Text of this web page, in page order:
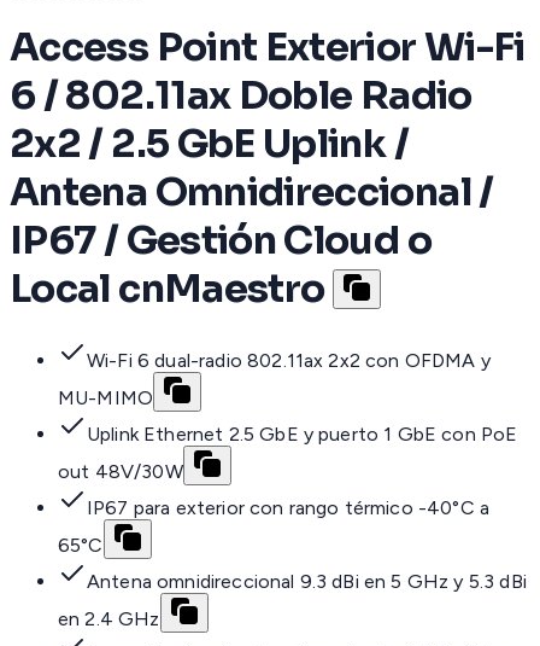
Access Point Exterior Wi-Fi
6 / 802.11ax Doble Radio
2x2 / 2.5 GbE Uplink /
Antena Omnidireccional /
IP67 / Gestión Cloud o
Local cnMaestro
Wi-Fi 6 dual-radio 802.11ax 2x2 con OFDMA y
MU-MIMO
Uplink Ethernet 2.5 GbE y puerto 1 GbE con PoE
out 48V/30W
IP67 para exterior con rango térmico -40°C a
65°C
Antena omnidireccional 9.3 dBi en 5 GHz y 5.3 dBi
en 2.4 GHz